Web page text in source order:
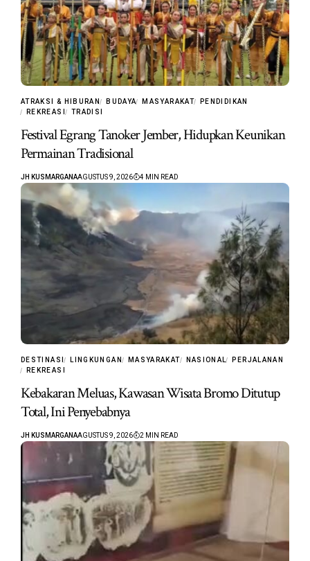
ATRAKSI & HIBURAN BUDAYA MASYARAKAT
PENDIDIKAN
REKREASI
TRADISI
Festival Egrang Tanoker Jember, Hidupkan Keunikan
Permainan Tradisional
JH KUSMARGANAAGUSTUS 9, 2026 4 MIN READ
DESTINASI LINGKUNGAN MASYARAKAT NASIONAL
PERJALANAN
REKREASI
Kebakaran Meluas, Kawasan Wisata Bromo Ditutup
Total, Ini Penyebabnya
JH KUSMARGANAAGUSTUS 9, 2026 2 MIN READ